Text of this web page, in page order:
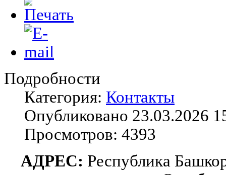
Подробности
Категория: Контакты
Опубликовано 23.03.2026
Просмотров: 4393
АДРЕС: Республика